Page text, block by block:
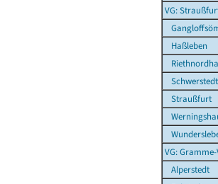
VG:
Haßleben
Schwerstedt
Straußfurt
VG:
Alperstedt